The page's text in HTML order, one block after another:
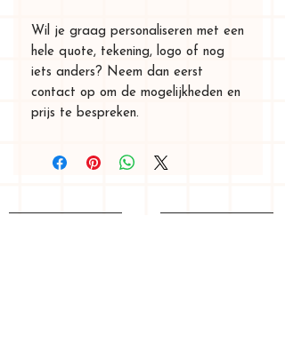
Wil je graag personaliseren met een
hele quote, tekening, logo of nog
iets anders? Neem dan eerst
contact op om de mogelijkheden en
prijs te bespreken.